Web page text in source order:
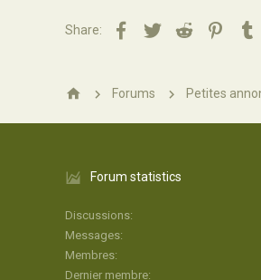
Share: Facebook
TwitterReddit
Forums Petites
Forum statistics
Discussions
Messages
Membres
Dernier membre